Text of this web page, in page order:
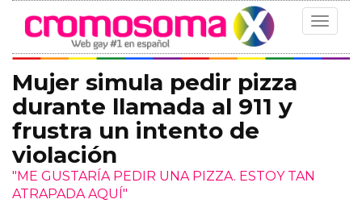
Toggle
Mujer simula pedir pizza
durante llamada al 911 y
frustra un intento de
violación
"ME GUSTARÍA PEDIR UNA PIZZA. ESTOY TAN
ATRAPADA AQUÍ"